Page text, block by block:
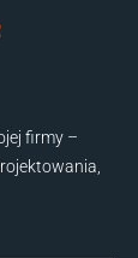
firmy –